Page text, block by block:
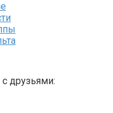
друзьями: